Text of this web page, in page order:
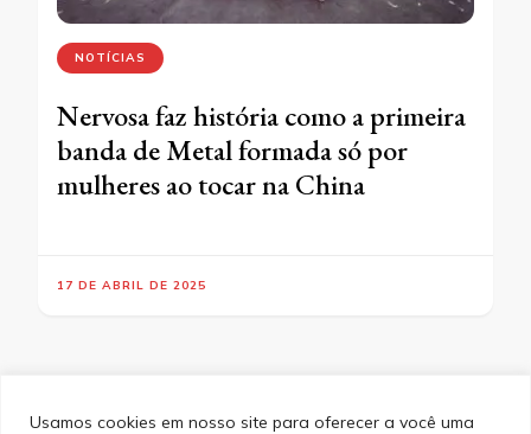
Usamos cookies em nosso site para oferecer a você uma
NOTÍCIAS
Nervosa faz história como a primeira
banda de Metal formada só por
mulheres ao tocar na China
17 DE ABRIL DE 2025